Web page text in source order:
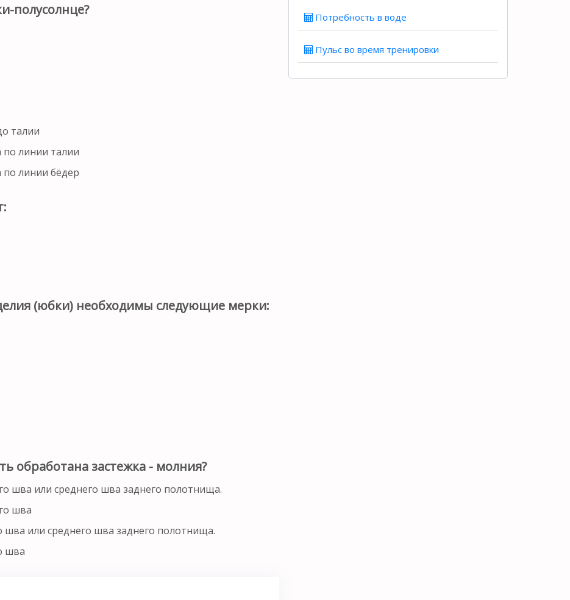
полусолнце?
талии
по линии талии
по линии бёдер
(юбки) необходимы следующие мерки:
обработана застежка - молния?
шва или среднего шва заднего полотнища.
шва
шва или среднего шва заднего полотнища.
шва
Потребность в воде
Пульс во время тренировки